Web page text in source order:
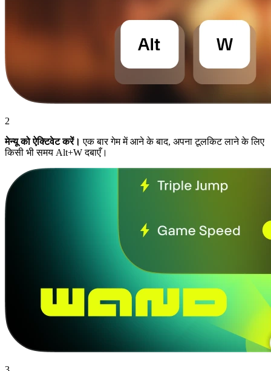
2
मेन्यू को ऐक्टिवेट करें। एक बार गेम में आने के बाद, अपना टूलकिट लाने के लिए
किसी भी समय Alt+W दबाएँ।